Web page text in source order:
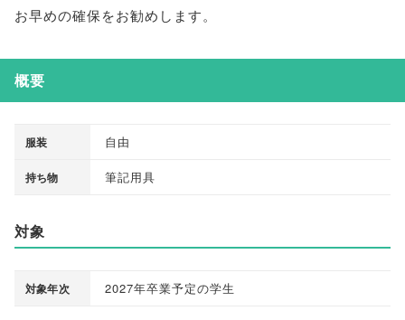
お早めの確保をお勧めします。
概要
服装 自由
持ち物 筆記用具
対象
対象年次 2027年卒業予定の学生